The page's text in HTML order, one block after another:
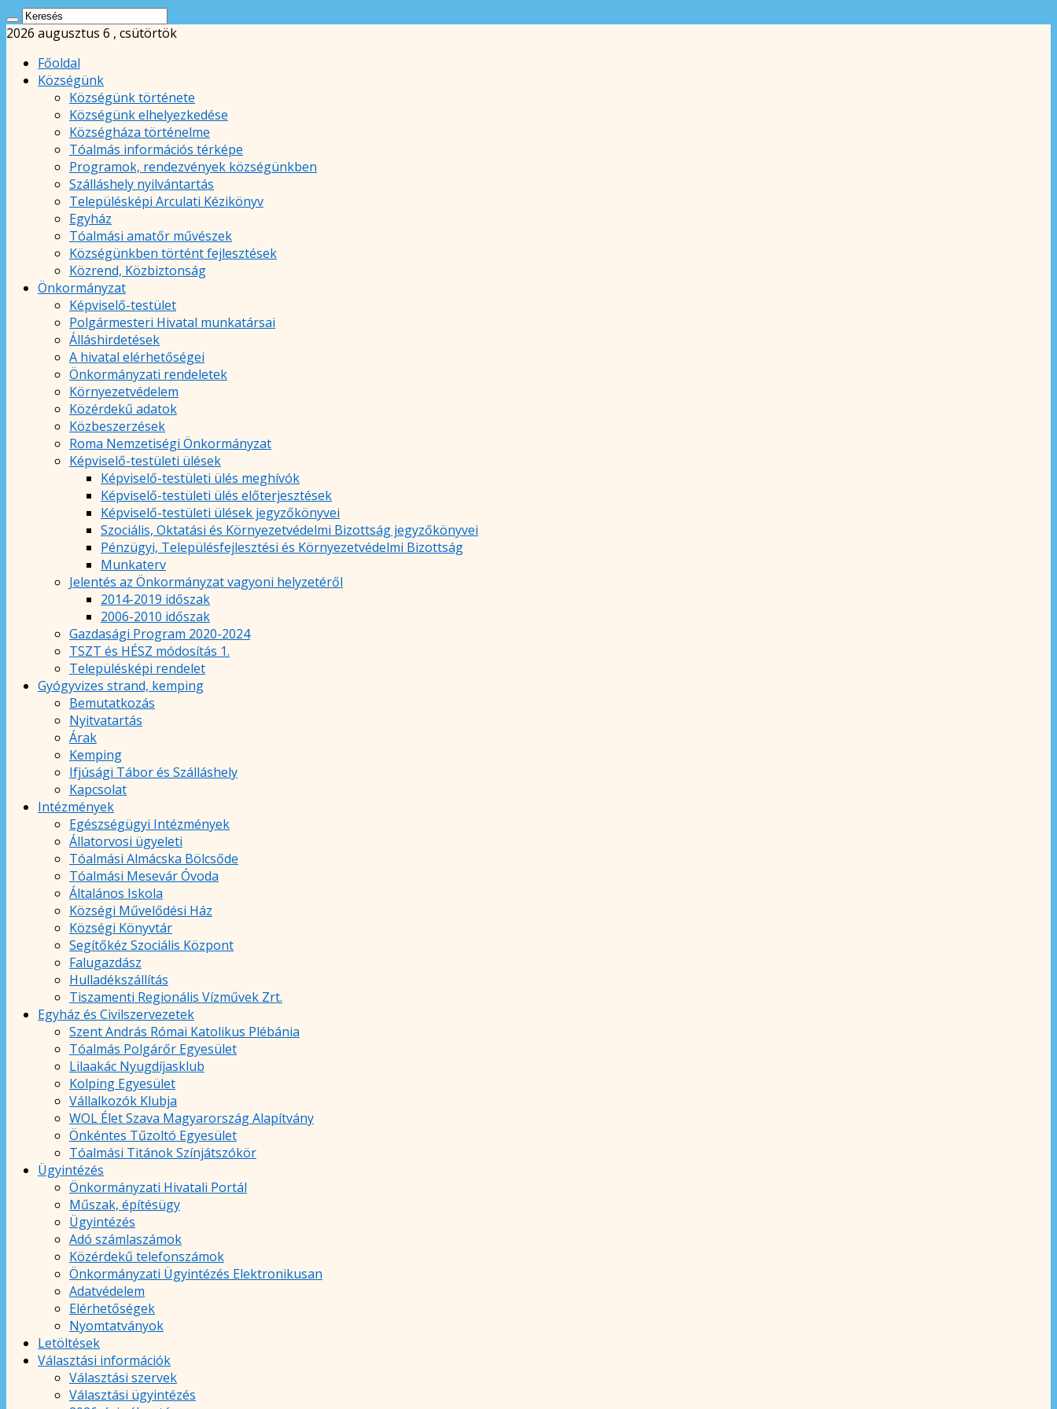
2026 augusztus 6 , csütörtök
Főoldal
Községünk
Községünk története
Községünk elhelyezkedése
Községháza történelme
Tóalmás információs térképe
Programok, rendezvények községünkben
Szálláshely nyilvántartás
Településképi Arculati Kézikönyv
Egyház
Tóalmási amatőr művészek
Községünkben történt fejlesztések
Közrend, Közbiztonság
Önkormányzat
Képviselő-testület
Polgármesteri Hivatal munkatársai
Álláshirdetések
A hivatal elérhetőségei
Önkormányzati rendeletek
Környezetvédelem
Közérdekű adatok
Közbeszerzések
Roma Nemzetiségi Önkormányzat
Képviselő-testületi ülések
Képviselő-testületi ülés meghívók
Képviselő-testületi ülés előterjesztések
Képviselő-testületi ülések jegyzőkönyvei
Szociális, Oktatási és Környezetvédelmi Bizottság jegyzőkönyvei
Pénzügyi, Településfejlesztési és Környezetvédelmi Bizottság
Munkaterv
Jelentés az Önkormányzat vagyoni helyzetéről
2014-2019 időszak
2006-2010 időszak
Gazdasági Program 2020-2024
TSZT és HÉSZ módosítás 1.
Településképi rendelet
Gyógyvizes strand, kemping
Bemutatkozás
Nyitvatartás
Árak
Kemping
Ifjúsági Tábor és Szálláshely
Kapcsolat
Intézmények
Egészségügyi Intézmények
Állatorvosi ügyeleti
Tóalmási Almácska Bölcsőde
Tóalmási Mesevár Óvoda
Általános Iskola
Községi Művelődési Ház
Községi Könyvtár
Segítőkéz Szociális Központ
Falugazdász
Hulladékszállítás
Tiszamenti Regionális Vízművek Zrt.
Egyház és Civilszervezetek
Szent András Római Katolikus Plébánia
Tóalmás Polgárőr Egyesület
Lilaakác Nyugdíjasklub
Kolping Egyesület
Vállalkozók Klubja
WOL Élet Szava Magyarország Alapítvány
Önkéntes Tűzoltó Egyesület
Tóalmási Titánok Színjátszókör
Ügyintézés
Önkormányzati Hivatali Portál
Műszak, építésügy
Ügyintézés
Adó számlaszámok
Közérdekű telefonszámok
Önkormányzati Ügyintézés Elektronikusan
Adatvédelem
Elérhetőségek
Nyomtatványok
Letöltések
Választási információk
Választási szervek
Választási ügyintézés